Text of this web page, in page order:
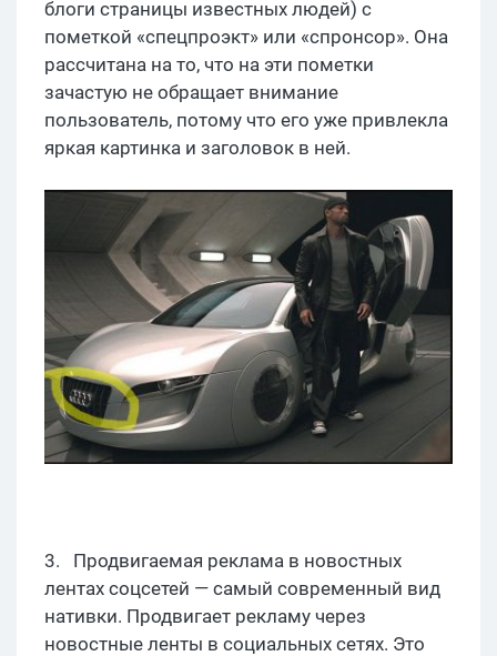
блоги страницы известных людей) с
пометкой «спецпроэкт» или «спронсор». Она
рассчитана на то, что на эти пометки
зачастую не обращает внимание
пользователь, потому что его уже привлекла
яркая картинка и заголовок в ней.
3. Продвигаемая реклама в новостных
лентах соцсетей — самый современный вид
нативки. Продвигает рекламу через
новостные ленты в социальных сетях. Это